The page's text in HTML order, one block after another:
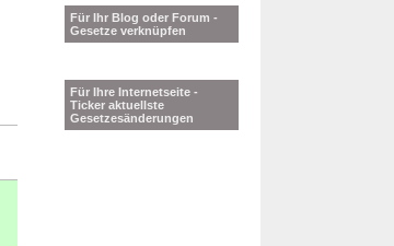
Für Ihr Blog oder Forum -
Gesetze verknüpfen
Für Ihre Internetseite -
Ticker aktuellste
Gesetzesänderungen